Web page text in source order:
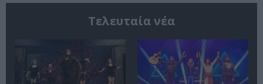
Τελευταία νέα